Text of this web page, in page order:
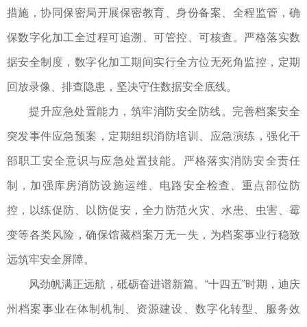
措施，协同保密局开展保密教育、身份备案、全程监管，确
保数字化加工全过程可追溯、可管控、可核查。严格落实数
据安全制度，数字化加工期间实行全方位无死角监控，定期
回放录像、排查隐患，坚决守住数据安全底线。
提升应急处置能力，筑牢消防安全防线。完善档案安全
突发事件应急预案，定期组织消防培训、应急演练，强化干
部职工安全意识与应急处置技能。严格落实消防安全责任
制，加强库房消防设施运维、电路安全检查、重点部位防
控，以练促防、以防促安，全力防范火灾、水患、虫害、霉
变等各类风险，确保馆藏档案万无一失，为档案事业行稳致
远筑牢安全屏障。
风劲帆满正远航，砥砺奋进谱新篇。“十四五”时期，迪庆
州档案事业在体制机制、资源建设、数字化转型、服务效